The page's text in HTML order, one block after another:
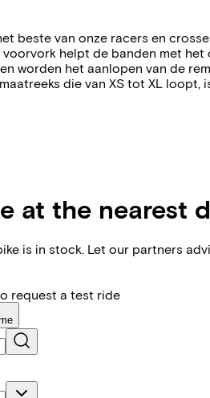
beste van onze racers en
helpt de banden met
worden het aanlopen van de
die van XS tot XL
at the nearest
is in stock. Let our partners
request a test ride